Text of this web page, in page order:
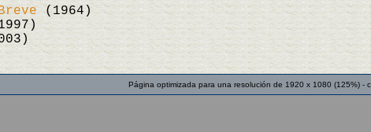
(1964)
Página optimizada para una resolución de 1920 x 1080 (125%)